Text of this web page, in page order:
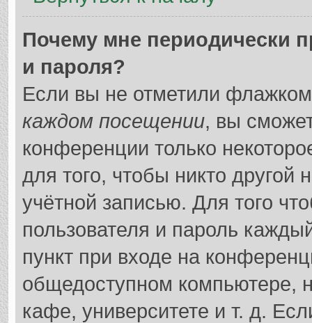
Почему мне периодически
и пароля?
Если вы не отметили
каждом посещении, вы
конференции только
для того, чтобы никто другой
учётной записью. Для того
пользователя и пароль
пункт при входе на
общедоступном компьютере,
кафе, университете и т. д.